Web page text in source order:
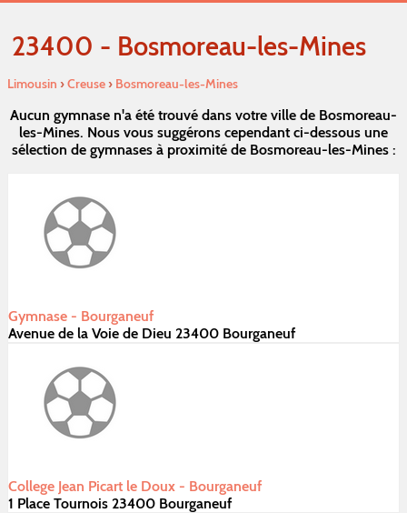
23400 - Bosmoreau-les-Mines
Limousin ›Creuse› Bosmoreau-les-Mines
Aucun gymnase n'a été trouvé dans votre ville de Bosmoreau-
les-Mines. Nous vous suggérons cependant ci-dessous une
sélection de gymnases à proximité de Bosmoreau-les-Mines :
Gymnase - Bourganeuf
Avenue de la Voie de Dieu 23400 Bourganeuf
College Jean Picart le Doux - Bourganeuf
1 Place Tournois 23400 Bourganeuf